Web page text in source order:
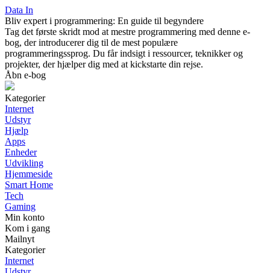
Data In
Bliv expert i programmering: En guide til begyndere
Tag det første skridt mod at mestre programmering med denne e-
bog, der introducerer dig til de mest populære
programmeringssprog. Du får indsigt i ressourcer, teknikker og
projekter, der hjælper dig med at kickstarte din rejse.
Åbn e-bog
Kategorier
Internet
Udstyr
Hjælp
Apps
Enheder
Udvikling
Hjemmeside
Smart Home
Tech
Gaming
Min konto
Kom i gang
Mailnyt
Kategorier
Internet